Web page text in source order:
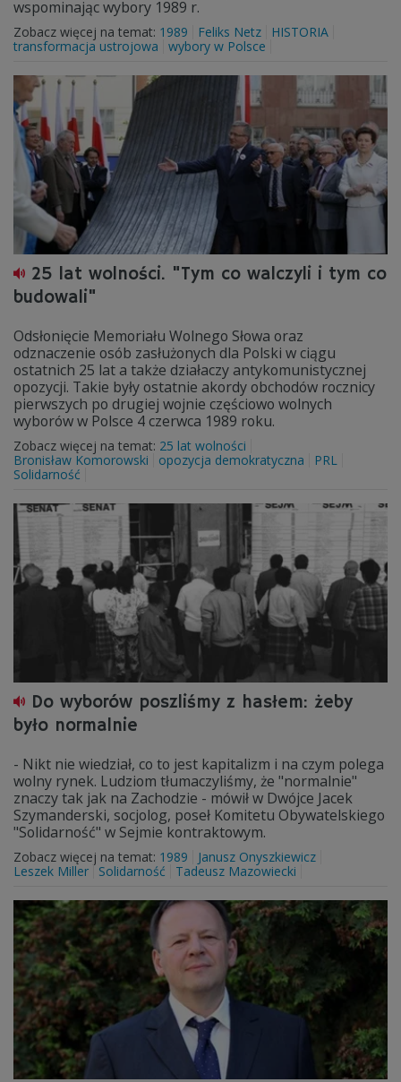
wspominając wybory 1989 r.
Zobacz więcej na temat: 1989 Feliks Netz
HISTORIA
transformacja ustrojowa
wybory w Polsce
25 lat wolności. "Tym co walczyli i tym co
budowali"
Odsłonięcie Memoriału Wolnego Słowa oraz
odznaczenie osób zasłużonych dla Polski w ciągu
ostatnich 25 lat a także działaczy antykomunistycznej
opozycji. Takie były ostatnie akordy obchodów rocznicy
pierwszych po drugiej wojnie częściowo wolnych
wyborów w Polsce 4 czerwca 1989 roku.
Zobacz więcej na temat: 25 lat wolności
Bronisław Komorowski
opozycja demokratyczna
PRL
Solidarność
Do wyborów poszliśmy z hasłem: żeby
było normalnie
- Nikt nie wiedział, co to jest kapitalizm i na czym polega
wolny rynek. Ludziom tłumaczyliśmy, że "normalnie"
znaczy tak jak na Zachodzie - mówił w Dwójce Jacek
Szymanderski, socjolog, poseł Komitetu Obywatelskiego
"Solidarność" w Sejmie kontraktowym.
Zobacz więcej na temat: 1989
Janusz Onyszkiewicz
Leszek Miller
Solidarność Tadeusz Mazowiecki